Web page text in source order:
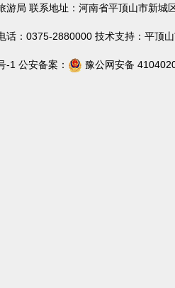
游局 联系地址：河南省平顶山市新城
话：0375-2880000 技术支持：平顶
-1 公安备案： 豫公网安备